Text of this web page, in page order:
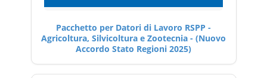
Pacchetto per Datori di Lavoro RSPP -
Agricoltura, Silvicoltura e Zootecnia - (Nuovo
Accordo Stato Regioni 2025)